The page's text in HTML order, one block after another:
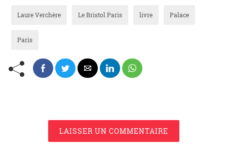
Laure Verchère Le Bristol Paris livre Palace
Paris
LAISSER UN COMMENTAIRE